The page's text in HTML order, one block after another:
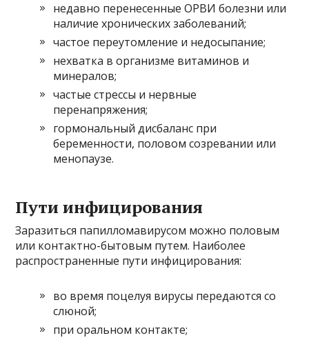
недавно перенесенные ОРВИ болезни или
наличие хронических заболеваний;
частое переутомление и недосыпание;
нехватка в организме витаминов и
минералов;
частые стрессы и нервные
перенапряжения;
гормональный дисбаланс при
беременности, половом созревании или
менопаузе.
Пути инфицирования
Заразиться папилломавирусом можно половым
или контактно-бытовым путем. Наиболее
распространенные пути инфицирования:
во время поцелуя вирусы передаются со
слюной;
при оральном контакте;